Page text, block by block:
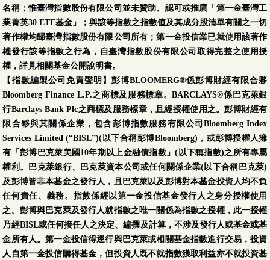
名稱；惟臺灣指數股份有限公司並未贊助、認可或推廣「第一金臺灣工
業菁英30 ETF基金」；與該等指數之指數值及其成分股清單有關之一切
著作權均歸臺灣指數股份有限公司所有；第一金投信業已就使用該著作
權發行該等指數之行為，自臺灣指數股份有限公司取得完整之使用授
權，詳見相關基金公開說明書。
【指數編製公司免責聲明】彭博BLOOMERG®係彭博財經有限合夥
Bloomberg Finance L.P.之商標及服務標章。BARCLAYS®係巴克萊銀
行Barclays Bank Plc之商標及服務標章，且經授權使用之。彭博財經有
限合夥與其關係企業，包含彭博指數服務有限公司Bloomberg Index
Services Limited (“BISL”)(以下合稱彭博Bloomberg)，或彭博授權人擁
有「彭博巴克萊美國10年期以上金融債指數」(以下稱指數)之所有專屬
權利。巴克萊銀行、巴克萊資本公司或任何關係企業(以下合稱巴克萊)
及彭博皆非本基金之發行人，且巴克萊以及彭博對本基金投資人均不負
任何責任、義務。指數係經以第一金投信基金發行人之身分授權使用
之。彭博與巴克萊及發行人就指數之唯一關係為指數之授權，此一授權
乃經BISL或任何接任人之決定、編撰及計算，不涉及發行人或基金或基
金所有人。第一金投信得逕行與巴克萊或相關基金指數進行交易，投資
人自第一金投信購得基金，但投資人既不就指數獲取利益亦不就投資基